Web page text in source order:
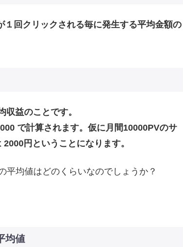
回クリックされる毎に発生する平均金額の
益のことです。
で計算されます。仮に月間10000PVのサ
円ということになります。
平均値はどのくらいなのでしょうか？
均値